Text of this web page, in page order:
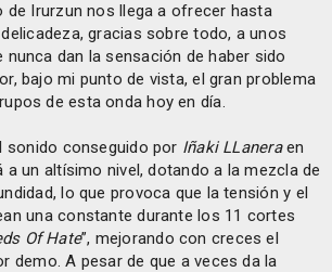
de Irurzun nos llega a ofrecer hasta
gracias sobre todo, a unos
dan la sensación de haber sido
bajo mi punto de vista, el gran problema
de esta onda hoy en día.
sonido conseguido por Iñaki LLaneraen
un altísimo nivel, dotando a la mezcla de
lo que provoca que la tensión y el
una constante durante los 11 cortes
Of Hate”, mejorando con creces el
demo. A pesar de que a veces da la